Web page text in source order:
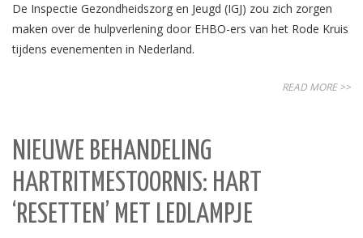
De Inspectie Gezondheidszorg en Jeugd (IGJ) zou zich zorgen
maken over de hulpverlening door EHBO-ers van het Rode Kruis
tijdens evenementen in Nederland.
READ MORE >>
NIEUWE BEHANDELING
HARTRITMESTOORNIS: HART
‘RESETTEN’ MET LEDLAMPJE